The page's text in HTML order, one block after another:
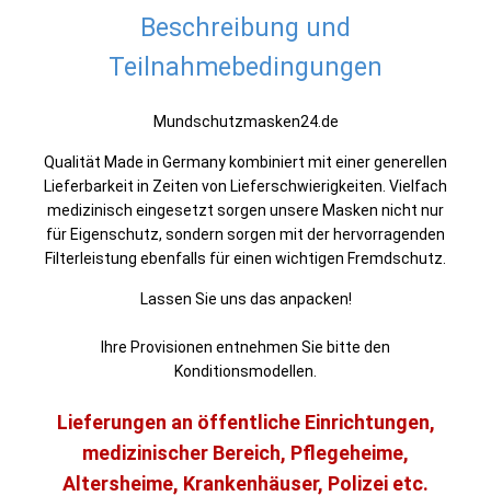
Beschreibung und
Teilnahmebedingungen
Mundschutzmasken24.de
Qualität Made in Germany kombiniert mit einer generellen
Lieferbarkeit in Zeiten von Lieferschwierigkeiten. Vielfach
medizinisch eingesetzt sorgen unsere Masken nicht nur
für Eigenschutz, sondern sorgen mit der hervorragenden
Filterleistung ebenfalls für einen wichtigen Fremdschutz.
Lassen Sie uns das anpacken!
Ihre Provisionen entnehmen Sie bitte den
Konditionsmodellen.
Lieferungen an öffentliche Einrichtungen,
medizinischer Bereich, Pflegeheime,
Altersheime, Krankenhäuser, Polizei etc.